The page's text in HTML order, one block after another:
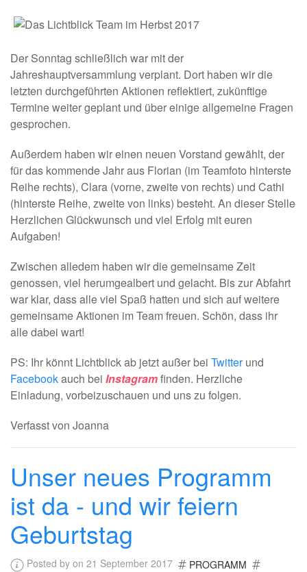
Der Sonntag schließlich war mit der
Jahreshauptversammlung verplant. Dort haben wir die
letzten durchgeführten Aktionen reflektiert, zukünftige
Termine weiter geplant und über einige allgemeine Fragen
gesprochen.
Außerdem haben wir einen neuen Vorstand gewählt, der
für das kommende Jahr aus Florian (im Teamfoto hinterste
Reihe rechts), Clara (vorne, zweite von rechts) und Cathi
(hinterste Reihe, zweite von links) besteht. An dieser Stelle
Herzlichen Glückwunsch und viel Erfolg mit euren
Aufgaben!
Zwischen alledem haben wir die gemeinsame Zeit
genossen, viel herumgealbert und gelacht. Bis zur Abfahrt
war klar, dass alle viel Spaß hatten und sich auf weitere
gemeinsame Aktionen im Team freuen. Schön, dass ihr
alle dabei wart!
PS: Ihr könnt Lichtblick ab jetzt außer bei Twitterund
Facebookauch bei Instagramfinden. Herzliche
Einladung, vorbeizuschauen und uns zu folgen.
Verfasst von Joanna
Unser neues Programm
ist da - und wir feiern
Geburtstag
Posted by on 21 September 2017
PROGRAMM